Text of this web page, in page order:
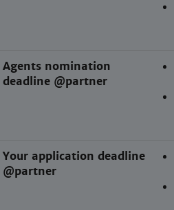
Agents nomination
deadline @partner
Your application deadline
@partner